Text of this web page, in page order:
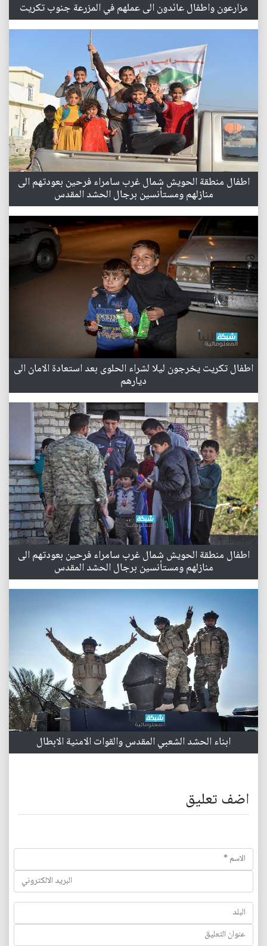
مزارعون واطفال عائدون الى عملهم في المزرعة جنوب تكريت
اطفال منطقة الحويش شمال غرب سامراء فرحين بعودتهم الى
منازلهم ومستأنسين برجال الحشد المقدس
اطفال تكريت يخرجون ليلا لشراء الحلوى بعد استعادة الامان الى
ديارهم
اطفال منطقة الحويش شمال غرب سامراء فرحين بعودتهم الى
منازلهم ومستأنسين برجال الحشد المقدس
ابناء الحشد الشعبي المقدس والقوات الامنية الابطال
اضف تعليق